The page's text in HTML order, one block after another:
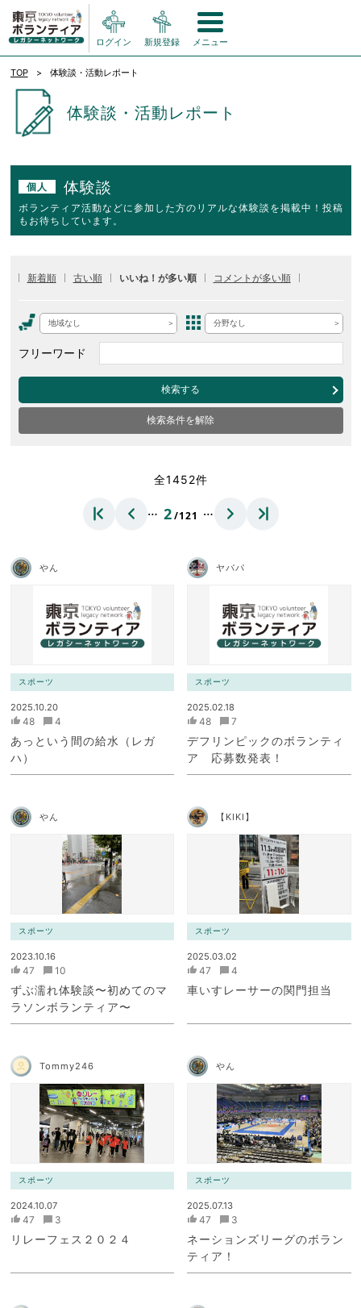
ログイン 新規登録 メニュー
TOP 体験談・活動レポート
体験談・活動レポート
個人 体験談
ボランティア活動などに参加した方のリアルな体験談を掲載中！投稿
もお待ちしています。
新着順 古い順 いいね！が多い順 コメントが多い順
地域なし 分野なし
フリーワード
検索する
検索条件を解除
全1452件
… 2/121 …
やん
スポーツ
2025.10.20
48 4
あっという間の給水（レガ
ハ）
ヤパパ
スポーツ
2025.02.18
48 7
デフリンピックのボランティ
ア 応募数発表！
やん
スポーツ
2023.10.16
47 10
ずぶ濡れ体験談〜初めてのマ
ラソンボランティア〜
【KIKI】
スポーツ
2025.03.02
47 4
車いすレーサーの関門担当
Tommy246
スポーツ
2024.10.07
47 3
リレーフェス２０２４
やん
スポーツ
2025.07.13
47 3
ネーションズリーグのボラン
ティア！